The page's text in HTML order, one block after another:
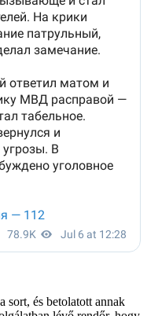
sort, és betolatott annak